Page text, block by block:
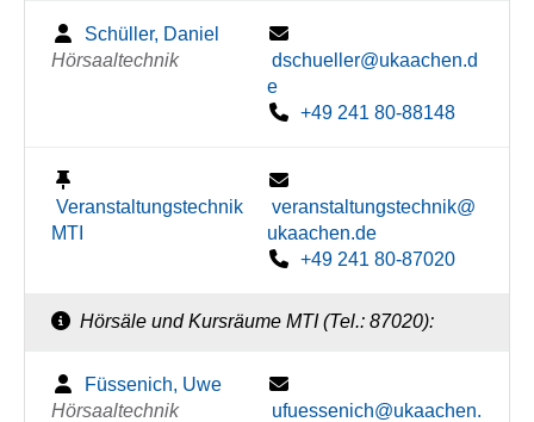
Schüller, Daniel
Hörsaaltechnik
dschueller@ukaachen.d
e
+49 241 80-88148
Veranstaltungstechnik
MTI
veranstaltungstechnik@
ukaachen.de
+49 241 80-87020
Hörsäle und Kursräume MTI (Tel.: 87020):
Füssenich, Uwe
Hörsaaltechnik
ufuessenich@ukaachen.